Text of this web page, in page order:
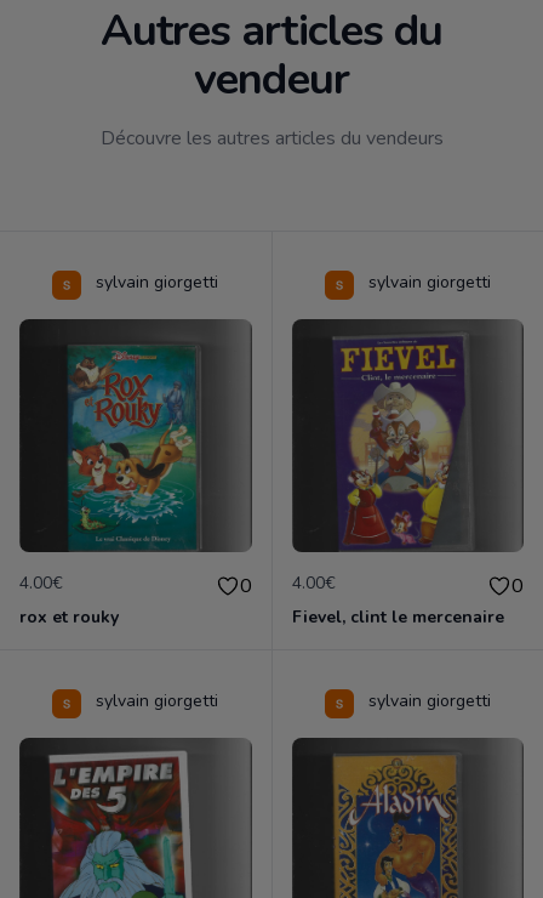
Autres articles du
vendeur
Découvre les autres articles du vendeurs
sylvain giorgetti
4.00€ 0
rox et rouky
sylvain giorgetti
4.00€ 0
Fievel, clint le mercenaire
sylvain giorgetti sylvain giorgetti